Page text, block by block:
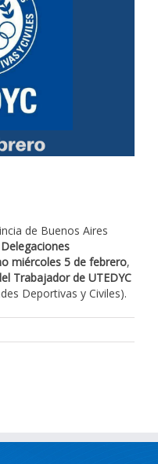
de Buenos Aires
miércoles 5 de febrero,
Trabajador de UTEDYC
Deportivas y Civiles).